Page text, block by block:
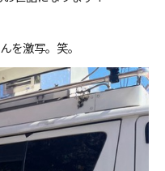
を激写。笑。